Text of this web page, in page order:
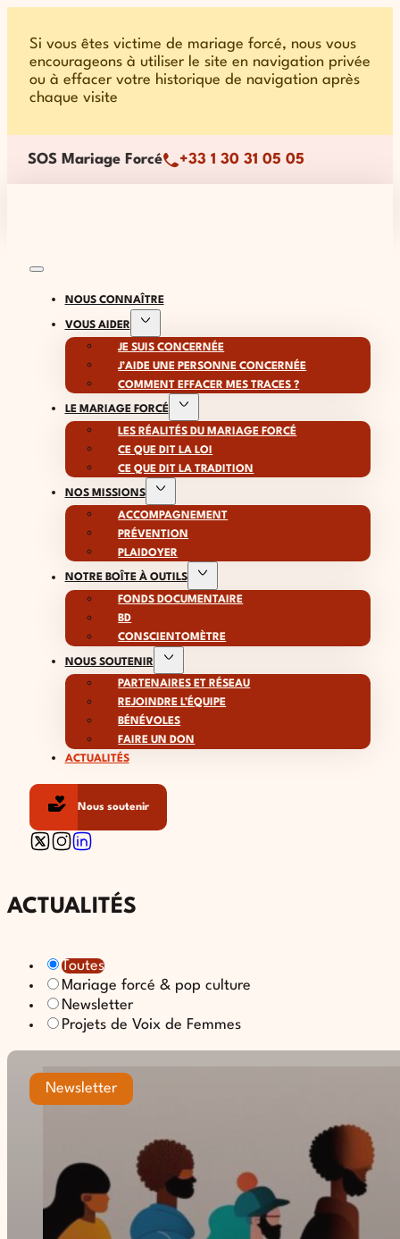
Si vous êtes victime de mariage forcé, nous vous
encourageons à utiliser le site en navigation privée
ou à effacer votre historique de navigation après
chaque visite
SOS Mariage Forcé +33 1 30 31 05 05
NOUS CONNAÎTRE
VOUS AIDER
JE SUIS CONCERNÉE
J’AIDE UNE PERSONNE CONCERNÉE
COMMENT EFFACER MES TRACES ?
LE MARIAGE FORCÉ
LES RÉALITÉS DU MARIAGE FORCÉ
CE QUE DIT LA LOI
CE QUE DIT LA TRADITION
NOS MISSIONS
ACCOMPAGNEMENT
PRÉVENTION
PLAIDOYER
NOTRE BOÎTE À OUTILS
FONDS DOCUMENTAIRE
BD
CONSCIENTOMÈTRE
NOUS SOUTENIR
PARTENAIRES ET RÉSEAU
REJOINDRE L’ÉQUIPE
BÉNÉVOLES
FAIRE UN DON
ACTUALITÉS
Nous soutenir
Follow us on X
Follow us on Instagram
Follow us on Linkedin
ACTUALITÉS
Toutes
Mariage forcé & pop culture
Newsletter
Projets de Voix de Femmes
Newsletter